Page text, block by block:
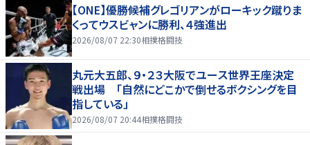
【ONE】優勝候補グレゴリアンがローキック蹴りま
くってウスビャンに勝利、４強進出
2026/08/07 22:30相撲格闘技
丸元大五郎、９・２３大阪でユース世界王座決定
戦出場 「自然にどこかで倒せるボクシングを目
指している」
2026/08/07 20:44相撲格闘技